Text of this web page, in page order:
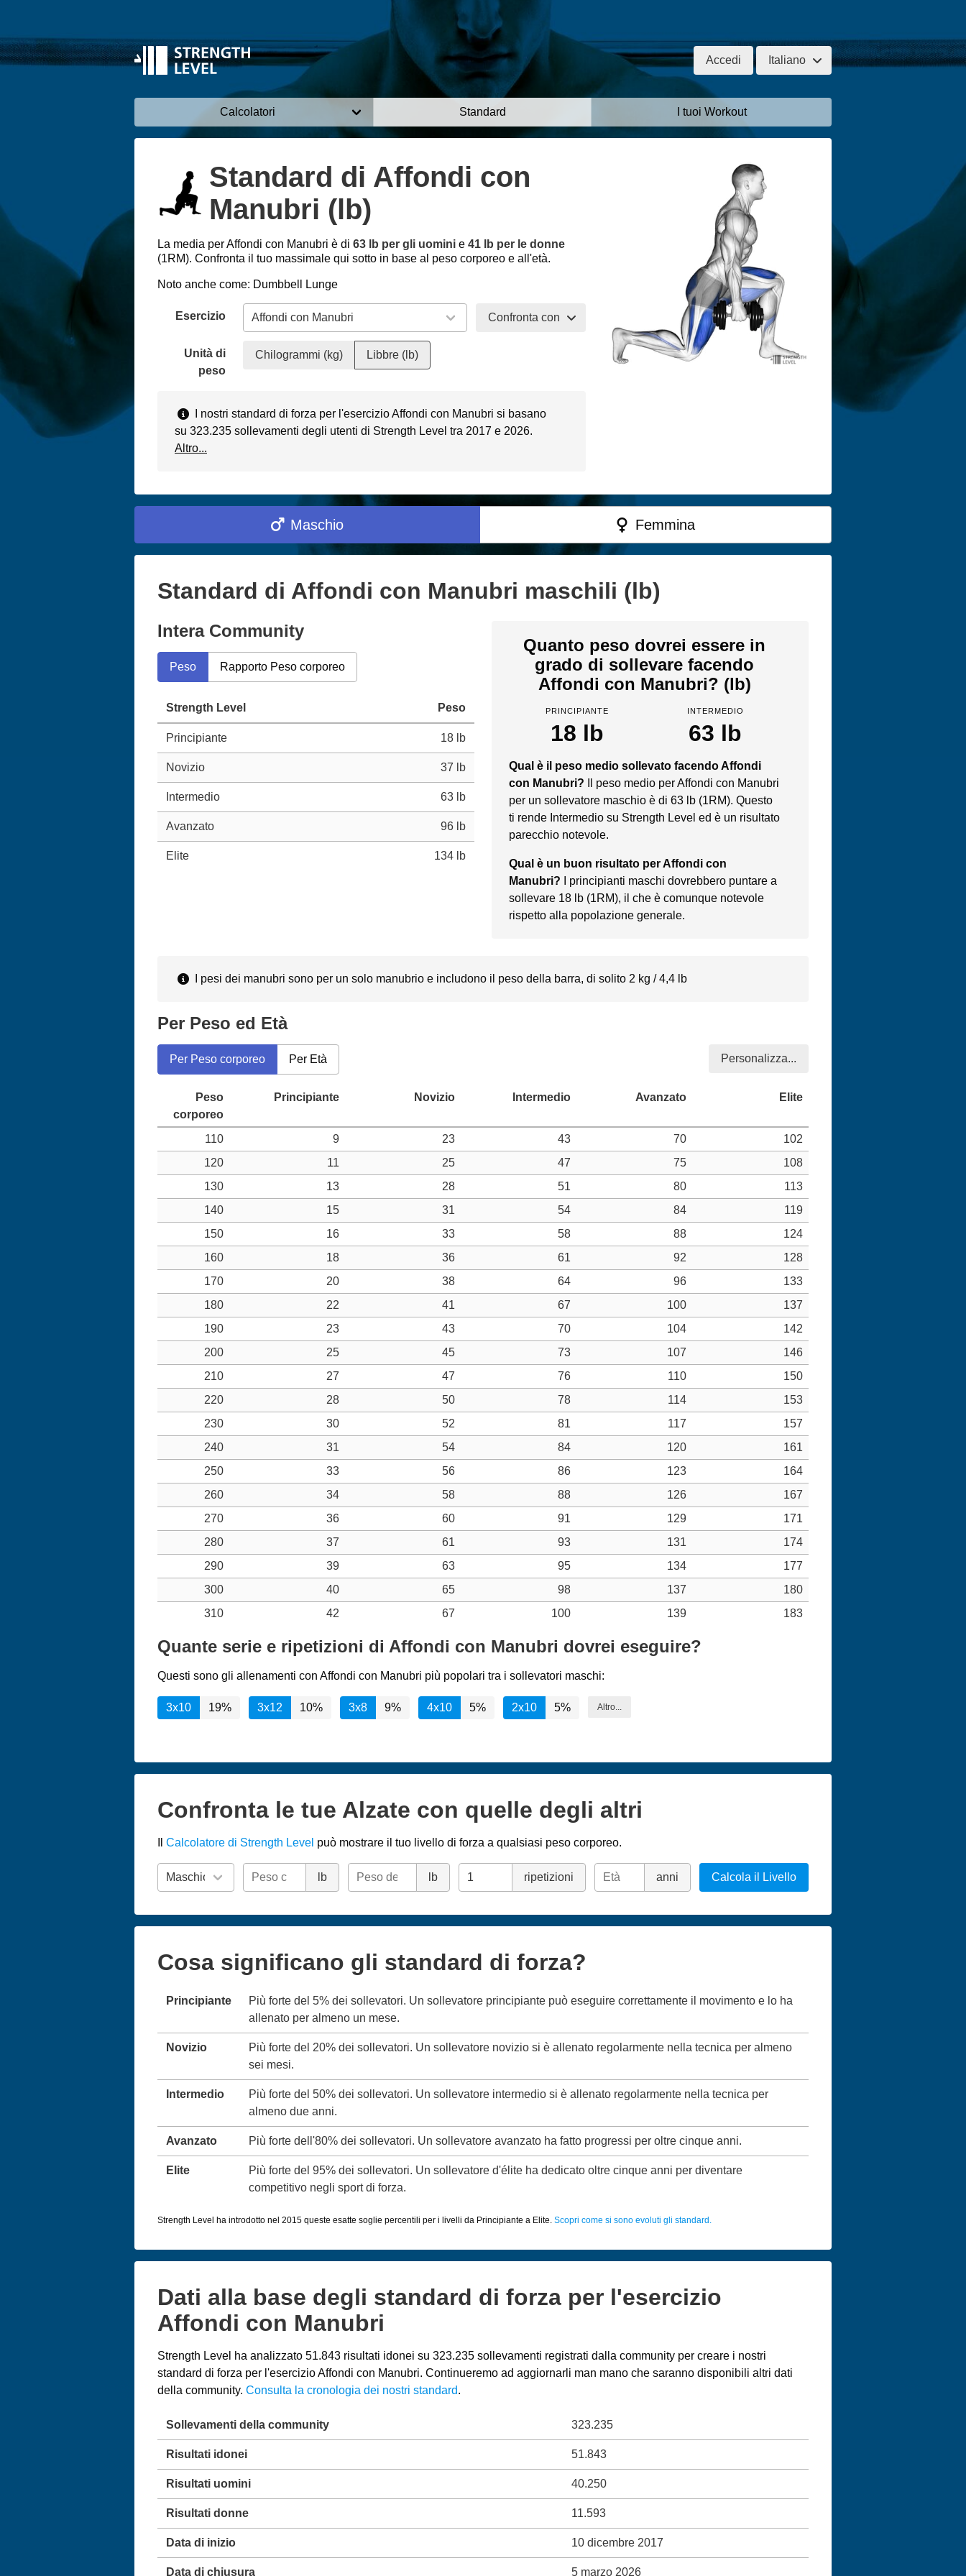
Accedi Italiano
Calcolatori Standard I tuoi Workout
Standard di Affondi con
Manubri (lb)
La media per Affondi con Manubri è di 63 lb per gli uomini e 41 lb per le donne
(1RM). Confronta il tuo massimale qui sotto in base al peso corporeo e all'età.
Noto anche come: Dumbbell Lunge
Esercizio Confronta con
Unità di
peso
Chilogrammi (kg) Libbre (lb)
I nostri standard di forza per l'esercizio Affondi con Manubri si basano
su 323.235 sollevamenti degli utenti di Strength Level tra 2017 e 2026.
Altro...
Maschio Femmina
Standard di Affondi con Manubri maschili (lb)
Intera Community
Peso Rapporto Peso corporeo
Strength Level Peso
Principiante 18 lb
Novizio 37 lb
Intermedio 63 lb
Avanzato 96 lb
Elite 134 lb
Quanto peso dovrei essere in
grado di sollevare facendo
Affondi con Manubri? (lb)
PRINCIPIANTE
18 lb
INTERMEDIO
63 lb
Qual è il peso medio sollevato facendo Affondi
con Manubri?
Il peso medio per Affondi con Manubri
per un sollevatore maschio è di 63 lb (1RM). Questo
ti rende Intermedio su Strength Level ed è un risultato
parecchio notevole.
Qual è un buon risultato per Affondi con
Manubri?
I principianti maschi dovrebbero puntare a
sollevare 18 lb (1RM), il che è comunque notevole
rispetto alla popolazione generale.
I pesi dei manubri sono per un solo manubrio e includono il peso della barra, di solito 2 kg / 4,4 lb
Per Peso ed Età
Per Peso corporeo Per Età Personalizza...
110 9 23 43 70
102
120
11 25 47 75
108
130
13 28 51 80
113
140
15 31 54 84
119
150
16 33 58 88
124
160
18 36 61 92
128
170
20 38 64 96
133
180
22 41 67 100
137
190
23 43 70 104
142
200
25 45 73 107
146
210
27 47 76 110
150
220
28 50 78 114
153
230
30 52 81 117
157
240
31 54 84 120
161
250
33 56 86 123
164
260
34 58 88 126
167
270
36 60 91 129
171
280
37 61 93 131
174
290
39 63 95 134
177
300
40 65 98 137
180
310
42 67 100 139 183
Quante serie e ripetizioni di Affondi con Manubri dovrei eseguire?
Questi sono gli allenamenti con Affondi con Manubri più popolari tra i sollevatori maschi:
3x10 19% 3x12 10% 3x8 9% 4x10 5% 2x10 5% Altro...
Confronta le tue Alzate con quelle degli altri
Calcolatore di Strength Level può mostrare il tuo livello di forza a qualsiasi peso corporeo.
lb lb ripetizioni anni Calcola il Livello
Cosa significano gli standard di forza?
Principiante
Più forte del 5% dei sollevatori. Un sollevatore principiante può eseguire correttamente il movimento e lo ha
allenato per almeno un mese.
Novizio
Più forte del 20% dei sollevatori. Un sollevatore novizio si è allenato regolarmente nella tecnica per almeno
sei mesi.
Intermedio
Più forte del 50% dei sollevatori. Un sollevatore intermedio si è allenato regolarmente nella tecnica per
almeno due anni.
Avanzato Più forte dell'80% dei sollevatori. Un sollevatore avanzato ha fatto progressi per oltre cinque anni.
Elite
Più forte del 95% dei sollevatori. Un sollevatore d'élite ha dedicato oltre cinque anni per diventare
competitivo negli sport di forza.
Strength Level ha introdotto nel 2015 queste esatte soglie percentili per i livelli da Principiante a Elite. Scopri come si sono evoluti gli standard.
Dati alla base degli standard di forza per l'esercizio
Affondi con Manubri
Strength Level ha analizzato 51.843 risultati idonei su 323.235 sollevamenti registrati dalla community per creare i nostri
standard di forza per l'esercizio Affondi con Manubri. Continueremo ad aggiornarli man mano che saranno disponibili altri dati
della community. Consulta la cronologia dei nostri standard.
Sollevamenti della community 323.235
Risultati idonei 51.843
Risultati uomini 40.250
Risultati donne 11.593
Data di inizio 10 dicembre 2017
Data di chiusura 5 marzo 2026